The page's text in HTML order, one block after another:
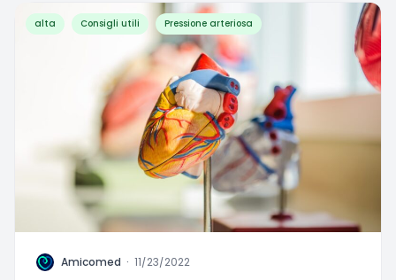
alta Consigli utili Pressione arteriosa
A Amicomed · 11/23/2022